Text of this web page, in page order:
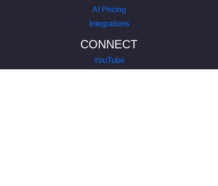
AI Pricing
Integrations
CONNECT
YouTube